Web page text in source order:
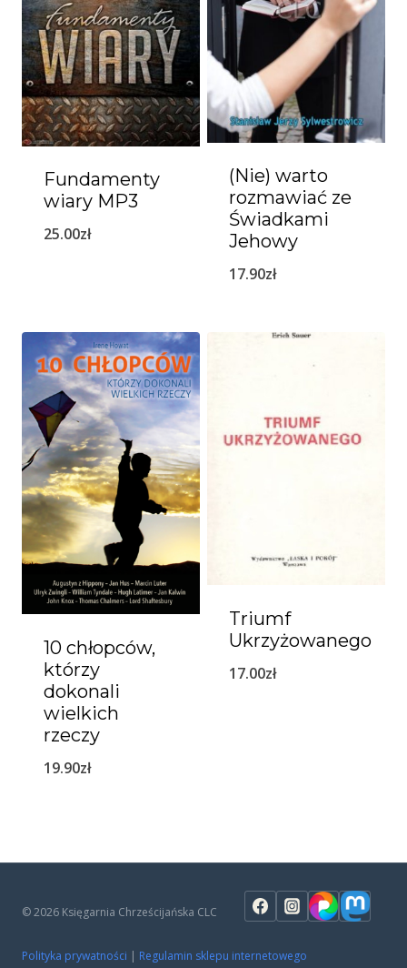
Fundamenty
wiary MP3
25.00zł
(Nie) warto
rozmawiać ze
Świadkami
Jehowy
17.90zł
10 chłopców,
którzy
dokonali
wielkich
rzeczy
19.90zł
Triumf
Ukrzyżowanego
17.00zł
© 2026 Księgarnia Chrześcijańska CLC
Polityka prywatności | Regulamin sklepu internetowego